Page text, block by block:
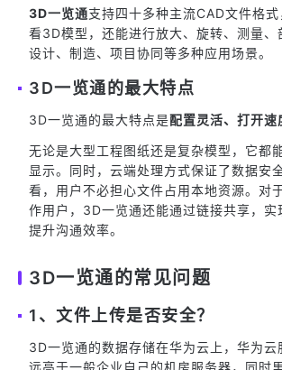
3D一览通支持四十多种主流CAD文件格
看3D模型，还能进行放大、旋转、测量、
设计、制造、项目协同等多种应用场景。
3D一览通的最大特点
3D一览通的最大特点是配置灵活、打开速
无论是大型工程图纸还是复杂模型，它都
显示。同时，云端处理方式保证了数据安
看，用户不必担心文件占用本地资源。对
作用户，3D一览通还能通过链接共享，实
提升沟通效率。
3D一览通的常见问题
1、文件上传是否安全？
3D一览通的数据存储在华为云上，华为云
远高于一般企业自己的机房服务器，同时